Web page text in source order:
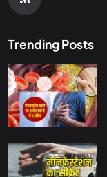
Trending Posts